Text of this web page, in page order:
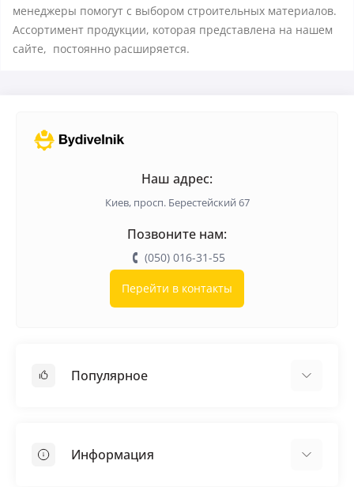
менеджеры помогут с выбором строительных материалов.
Ассортимент продукции, которая представлена на нашем
сайте, постоянно расширяется.
Наш адрес:
Киев, просп. Берестейский 67
Позвоните нам:
(050) 016-31-55
Перейти в контакты
Популярное
Самовыравнивающая смесь
Информация